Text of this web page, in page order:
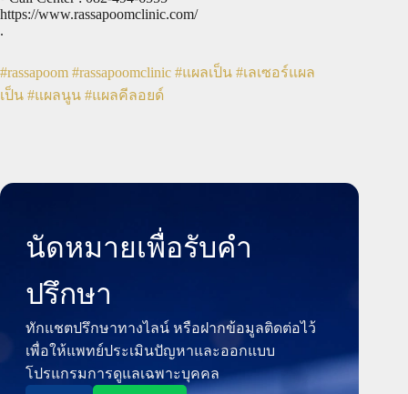
https://www.rassapoomclinic.com/
.
#rassapoom #rassapoomclinic #แผลเป็น #เลเซอร์แผล
เป็น #แผลนูน #แผลคีลอยด์
นัดหมายเพื่อรับคำ
ปรึกษา
ทักแชตปรึกษาทางไลน์ หรือฝากข้อมูลติดต่อไว้
เพื่อให้แพทย์ประเมินปัญหาและออกแบบ
โปรแกรมการดูแลเฉพาะบุคคล